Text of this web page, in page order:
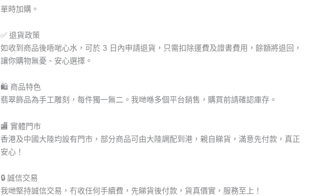
單時加購。
✅ 退貨政策
如收到商品後唔啱心水，可於 3 日內申請退貨，只需扣除運費及證書費用，餘額將退回，
讓你購物無憂、安心選擇。
🛍 商品特色
翡翠飾品為手工雕刻，每件獨一無二。我哋喺多個平台銷售，購買前請確認庫存。
🏬 實體門市
香港及中國大陸均設有門市，部分商品可由大陸調配到港，親自睇貨，滿意先付款，真正
安心！
🔒 誠信交易
我哋堅持誠信交易，冇收任何手續費，先睇貨後付款，貨真價實，服務至上！